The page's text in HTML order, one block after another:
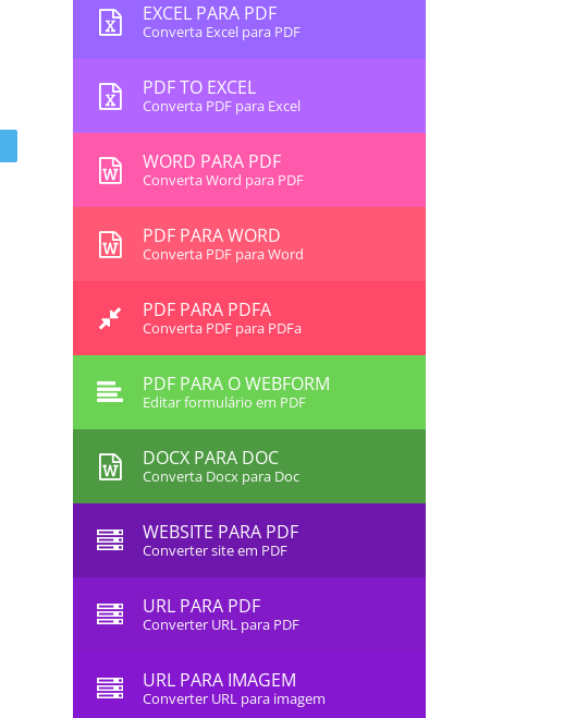
EXCEL PARA PDF
Converta Excel para PDF
PDF TO EXCEL
Converta PDF para Excel
WORD PARA PDF
Converta Word para PDF
PDF PARA WORD
Converta PDF para Word
PDF PARA PDFA
Converta PDF para PDFa
PDF PARA O WEBFORM
Editar formulário em PDF
DOCX PARA DOC
Converta Docx para Doc
WEBSITE PARA PDF
Converter site em PDF
URL PARA PDF
Converter URL para PDF
URL PARA IMAGEM
Converter URL para imagem